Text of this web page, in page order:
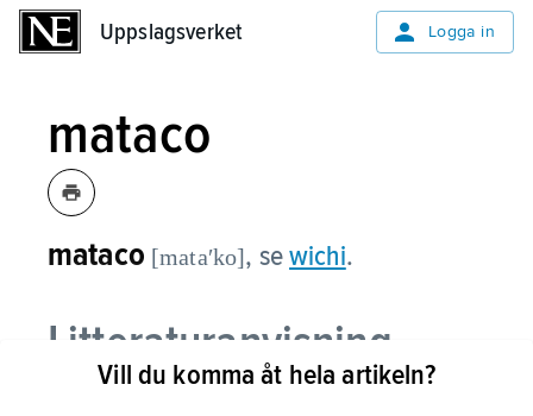
Uppslagsverket Logga in
mataco
mataco [mataʹko], sewichi.
Litteraturanvisning
Vill du komma åt hela artikeln?